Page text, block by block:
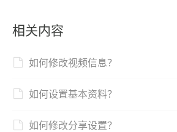
相关内容
如何修改视频信息？
如何设置基本资料？
如何修改分享设置？